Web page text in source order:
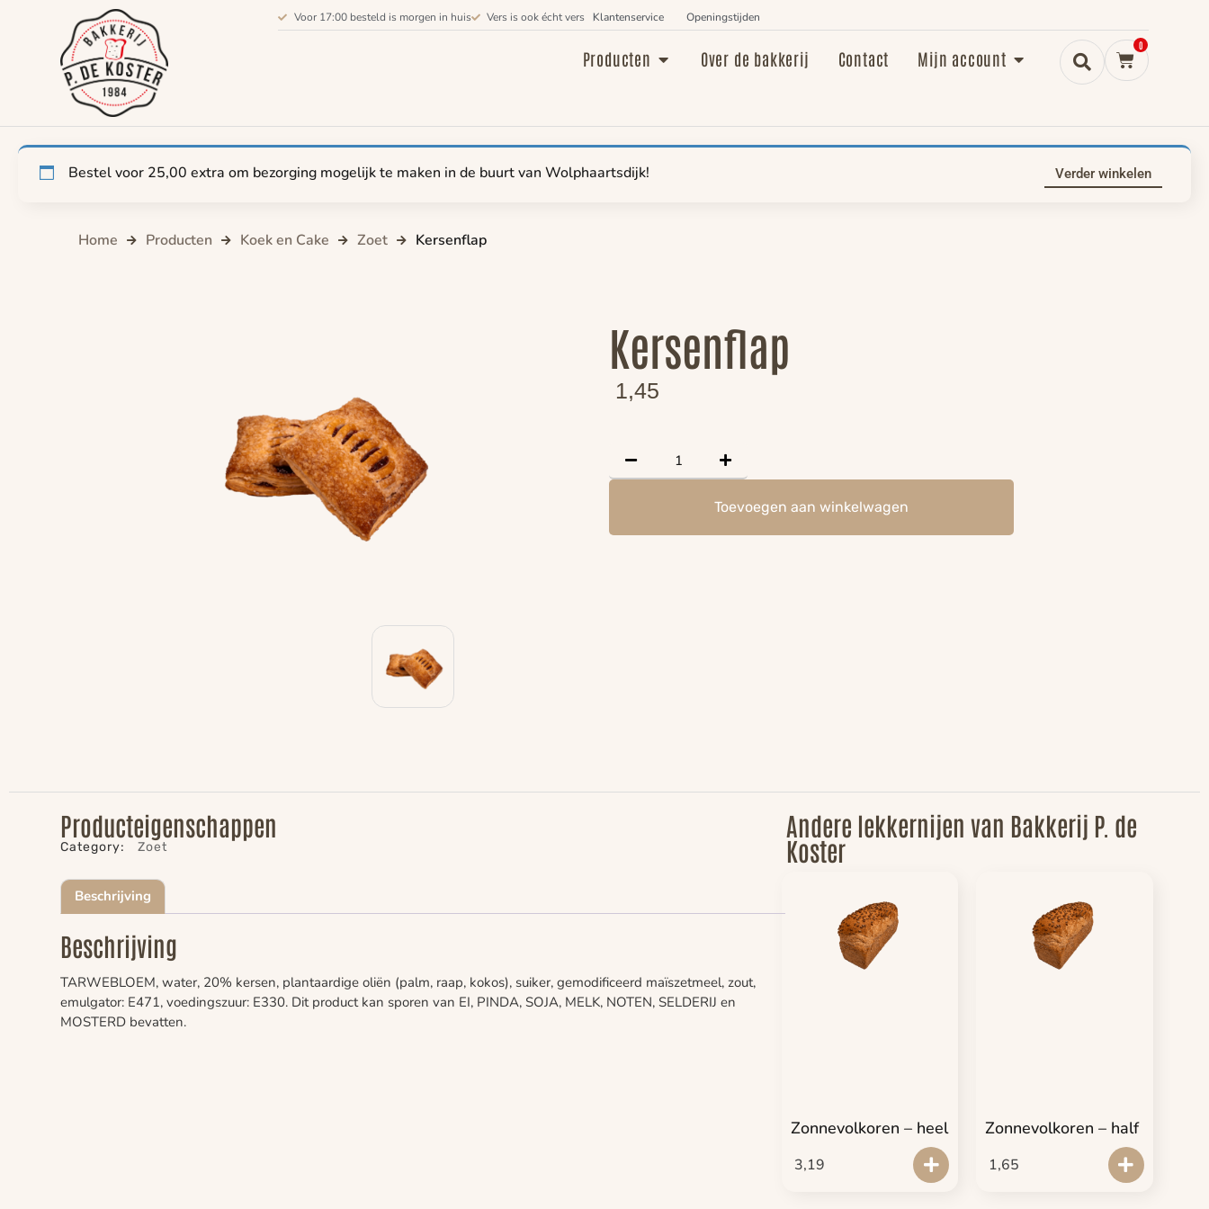
Voor 17:00 besteld is morgen in huis Vers is ook écht vers Klantenservice Openingstijden
Producten Over de bakkerij Contact Mijn account
0
Verder winkelen
Bestel voor 25,00 extra om bezorging mogelijk te maken in de buurt van Wolphaartsdijk!
Home Producten Koek en Cake Zoet Kersenflap
Kersenflap
1,45
Toevoegen aan winkelwagen
Producteigenschappen
Category: Zoet
Beschrijving
Beschrijving
TARWEBLOEM, water, 20% kersen, plantaardige oliën (palm, raap, kokos), suiker, gemodificeerd maïszetmeel, zout,
emulgator: E471, voedingszuur: E330. Dit product kan sporen van EI, PINDA, SOJA, MELK, NOTEN, SELDERIJ en
MOSTERD bevatten.
Andere lekkernijen van Bakkerij P. de
Koster
Zonnevolkoren – heel
3,19
Zonnevolkoren – half
1,65